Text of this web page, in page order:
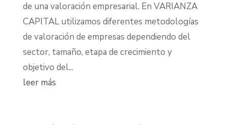
de una valoración empresarial. En VARIANZA
CAPITAL utilizamos diferentes metodologías
de valoración de empresas dependiendo del
sector, tamaño, etapa de crecimiento y
objetivo del...
leer más